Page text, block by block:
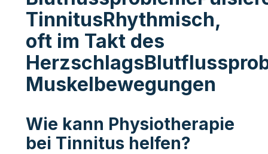
TinnitusRhythmisch,
oft im Takt des
Muskelbewegungen
Wie kann Physiotherapie
bei Tinnitus helfen?